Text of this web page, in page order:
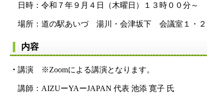
日時：令和７年９月４日（木曜日）１３時００分～
場所：道の駅あいづ 湯川・会津坂下 会議室１・２
内容
・ 講演 ※Zoomによる講演となります。
講師：AIZUーYAーJAPAN 代表 池添 寛子 氏